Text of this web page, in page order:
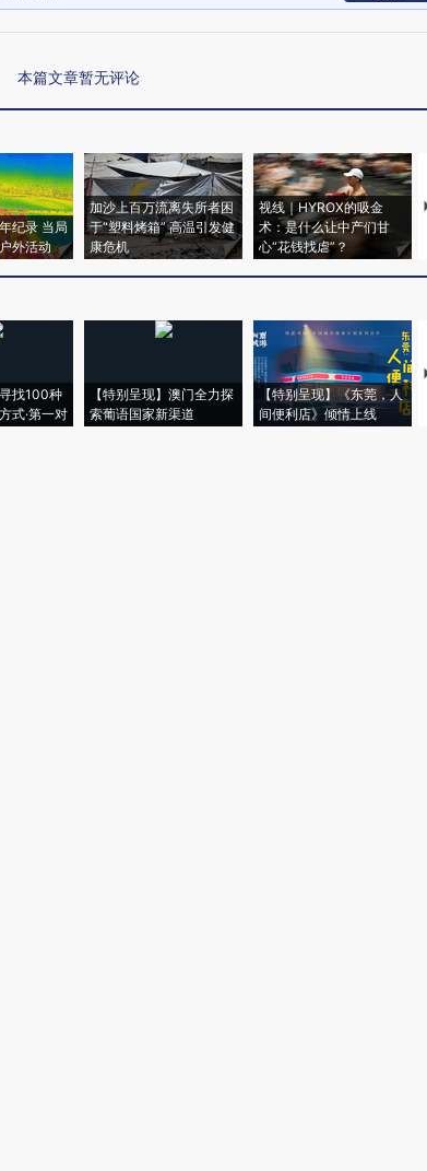
本篇文章暂无评论
纪录 当局
外活动
加沙上百万流离失所者困
于“塑料烤箱” 高温引发健
康危机
视线｜HYROX的吸金
术：是什么让中产们甘
心“花钱找虐”？
寻找100种
式·第一对
【特别呈现】澳门全力探
索葡语国家新渠道
【特别呈现】《东莞，人
间便利店》倾情上线